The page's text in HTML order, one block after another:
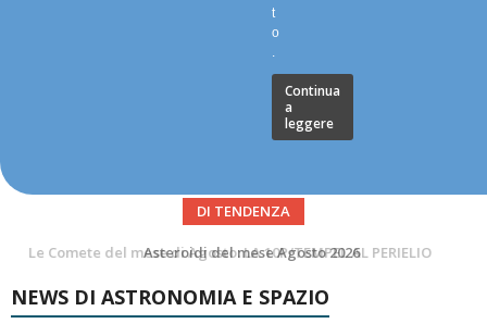
t
o
.
Continua
a
leggere
DI TENDENZA
Asteroidi del mese Agosto 2026
NEWS DI ASTRONOMIA E SPAZIO